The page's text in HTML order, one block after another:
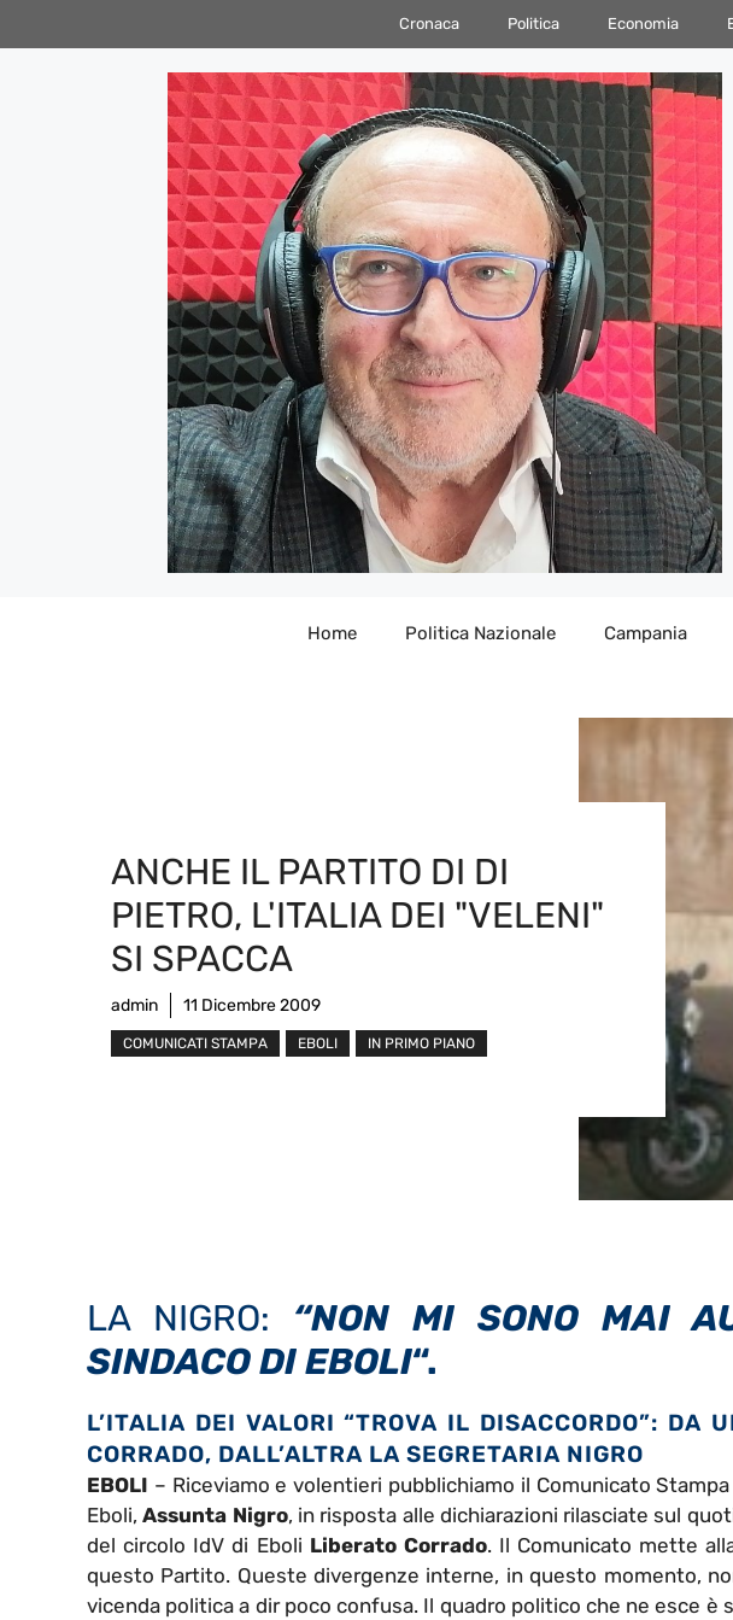
al
Cronaca Politica Economia
Home Politica Nazionale Campania
ANCHE IL PARTITO DI DI
PIETRO, L'ITALIA DEI "VELENI"
SI SPACCA
admin 11 Dicembre 2009
COMUNICATI STAMPA EBOLI IN PRIMO PIANO
LA NIGRO:
“NON MI SONO MAI
SINDACO DI EBOLI“.
L’ITALIA DEI VALORI “TROVA IL DISACCORDO”: DA
CORRADO, DALL’ALTRA LA SEGRETARIA NIGRO
EBOLI – Riceviamo e volentieri pubblichiamo il Comunicato
Eboli,Assunta Nigro, in risposta alle dichiarazioni rilasciate sul
del circolo IdV di Eboli Liberato Corrado. Il Comunicato mette
questo Partito. Queste divergenze interne, in questo momento,
vicenda politica a dir poco confusa. Il quadro politico che ne esce è